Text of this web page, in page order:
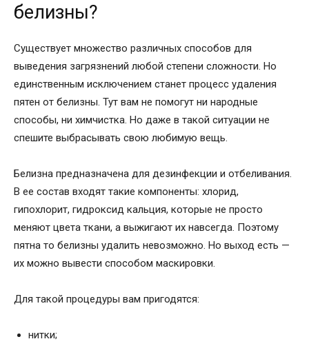
белизны?
Существует множество различных способов для
выведения загрязнений любой степени сложности. Но
единственным исключением станет процесс удаления
пятен от белизны. Тут вам не помогут ни народные
способы, ни химчистка. Но даже в такой ситуации не
спешите выбрасывать свою любимую вещь.
Белизна предназначена для дезинфекции и отбеливания.
В ее состав входят такие компоненты: хлорид,
гипохлорит, гидроксид кальция, которые не просто
меняют цвета ткани, а выжигают их навсегда. Поэтому
пятна то белизны удалить невозможно. Но выход есть —
их можно вывести способом маскировки.
Для такой процедуры вам пригодятся:
нитки;